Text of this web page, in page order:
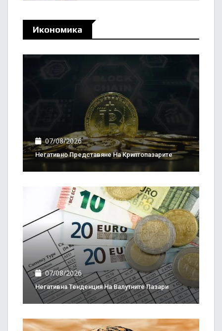
Икономика
07/08/2026
Негативно Представяне На Криптопазарите
07/08/2026
Негативна Тенденция На Валутните Пазари